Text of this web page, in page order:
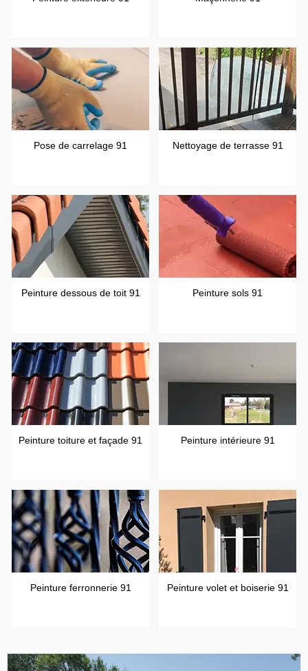
Pose de carrelage 91 Nettoyage de terrasse 91
Peinture dessous de toit 91 Peinture sols 91
Peinture toiture et façade 91 Peinture intérieure 91
Peinture ferronnerie 91 Peinture volet et boiserie 91